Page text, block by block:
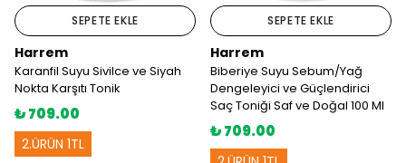
SEPETE EKLE
Harrem
Karanfil Suyu Sivilce ve Siyah
Nokta Karşıtı Tonik
₺ 709.00
2.ÜRÜN 1TL
SEPETE EKLE
Harrem
Biberiye Suyu Sebum/Yağ
Dengeleyici ve Güçlendirici
Saç Toniği Saf ve Doğal 100 Ml
₺ 709.00